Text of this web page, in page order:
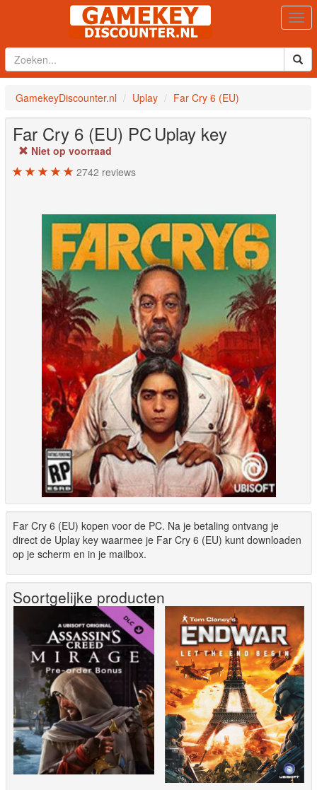
GamekeyDiscounter.nl Uplay Far Cry 6 (EU)
Far Cry 6 (EU) PC Uplay key
Niet op voorraad
2742 reviews
Far Cry 6 (EU) kopen voor de PC. Na je betaling ontvang je
direct de Uplay key waarmee je Far Cry 6 (EU) kunt downloaden
op je scherm en in je mailbox.
Soortgelijke producten